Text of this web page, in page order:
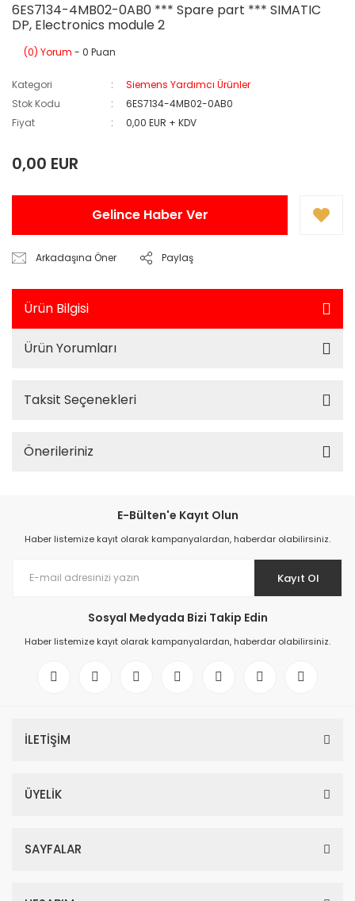
6ES7134-4MB02-0AB0 *** Spare part *** SIMATIC
DP, Electronics module 2
(0) Yorum - 0 Puan
Kategori
Siemens Yardımcı Ürünler
Stok Kodu
6ES7134-4MB02-0AB0
Fiyat
0,00 EUR + KDV
0,00 EUR
Gelince Haber Ver
Arkadaşına Öner Paylaş
Ürün Bilgisi
Ürün Yorumları
Taksit Seçenekleri
Önerileriniz
E-Bülten'e Kayıt Olun
Haber listemize kayıt olarak kampanyalardan, haberdar olabilirsiniz.
Kayıt Ol
Sosyal Medyada Bizi Takip Edin
Haber listemize kayıt olarak kampanyalardan, haberdar olabilirsiniz.
İLETİŞİM
ÜYELİK
SAYFALAR